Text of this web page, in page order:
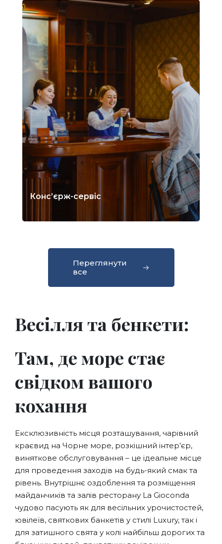
Конс’єрж-сервіс
Переглянути
все
Весілля та бенкети:
Там, де море стає
свідком вашого
кохання
Ексклюзивність місця розташування, чарівний
краєвид на Чорне море, розкішний інтер’єр,
виняткове обслуговування – це ідеальне місце
для проведення заходів на будь-який смак та
рівень. Внутрішнє оздоблення та розміщення
майданчиків та залів ресторану La Gioconda
чудово пасують як для весільних урочистостей,
ювілеїв, святкових банкетів у стилі Luxury, так і
для затишного свята у колі найбільш дорогих та